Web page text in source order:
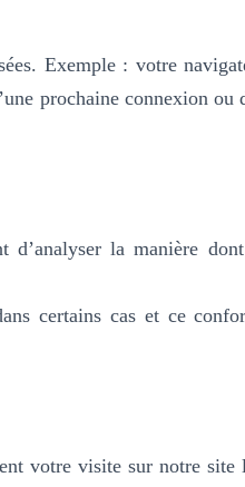
Exemple : votre
prochaine connexion ou
d’analyser la manière
certains cas et ce
votre visite sur notre site